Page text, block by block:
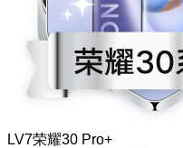
LV7荣耀30 Pro+